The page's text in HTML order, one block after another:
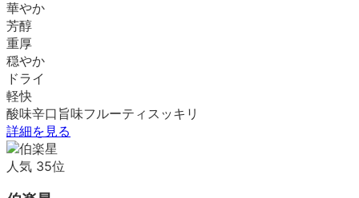
華やか
芳醇
重厚
穏やか
ドライ
軽快
酸味辛口 旨味フルーティ スッキリ
詳細を見る
人気 35位